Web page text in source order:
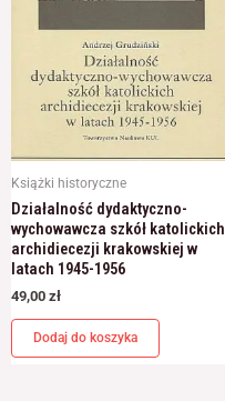
Książki historyczne
Działalność dydaktyczno-
wychowawcza szkół katolickich
archidiecezji krakowskiej w
latach 1945-1956
49,00 zł
Dodaj do koszyka